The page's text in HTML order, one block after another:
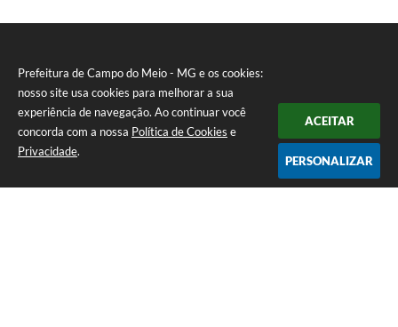
Prefeitura de Campo do Meio - MG e os cookies:
nosso site usa cookies para melhorar a sua
experiência de navegação. Ao continuar você
concorda com a nossa Política de Cookies e
Privacidade.
ACEITAR
PERSONALIZAR